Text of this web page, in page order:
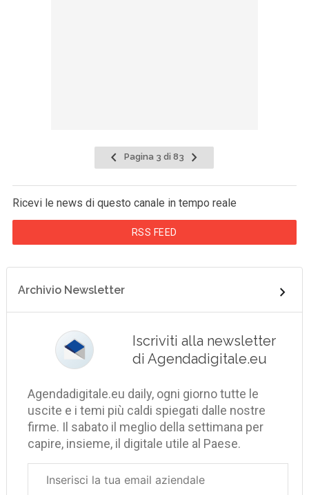
Pagina 3 di 83
Ricevi le news di questo canale in tempo reale
RSS FEED
Archivio Newsletter
Iscriviti alla newsletter
di Agendadigitale.eu
Agendadigitale.eu daily, ogni giorno tutte le
uscite e i temi più caldi spiegati dalle nostre
firme. Il sabato il meglio della settimana per
capire, insieme, il digitale utile al Paese.
aziendale